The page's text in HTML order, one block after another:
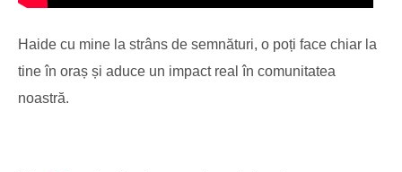
Haide cu mine la strâns de semnături, o poți face chiar la
tine în oraș și aduce un impact real în comunitatea
noastră.